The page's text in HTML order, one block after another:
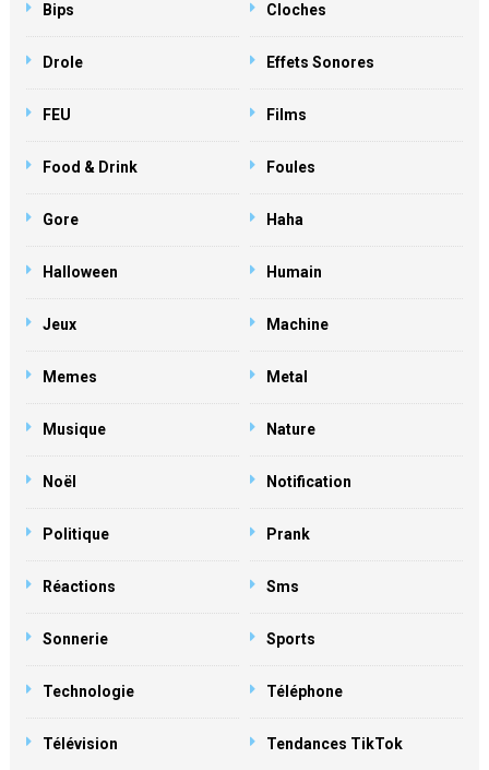
Bips Cloches
Drole Effets Sonores
FEU Films
Food & Drink Foules
Gore Haha
Halloween Humain
Jeux Machine
Memes Metal
Musique Nature
Noël Notification
Politique Prank
Réactions Sms
Sonnerie Sports
Technologie Téléphone
Télévision Tendances TikTok